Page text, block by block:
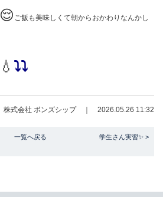
😌 ご飯も美味しくて朝からおかわりなんかし
💧 ⤵⤵
株式会社 ボンズシップ ｜ 2026.05.26 11:32
一覧へ戻る 学生さん実習✨ >